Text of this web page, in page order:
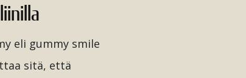
eli gummy smile
sitä, että